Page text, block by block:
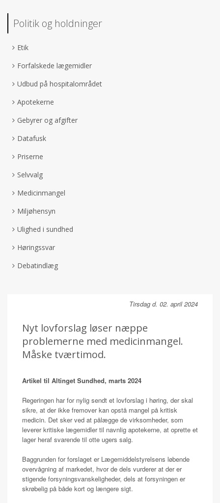
Politik og holdninger
Etik
Forfalskede lægemidler
Udbud på hospitalområdet
Apotekerne
Gebyrer og afgifter
Datafusk
Priserne
Selvvalg
Medicinmangel
Miljøhensyn
Ulighed i sundhed
Høringssvar
Debatindlæg
Tirsdag d. 02. april 2024
Nyt lovforslag løser næppe
problemerne med medicinmangel.
Måske tværtimod.
Artikel til Altinget Sundhed, marts 2024
Regeringen har for nylig sendt et lovforslag i høring, der skal
sikre, at der ikke fremover kan opstå mangel på kritisk
medicin. Det sker ved at pålægge de virksomheder, som
leverer kritiske lægemidler til navnlig apotekerne, at oprette et
lager heraf svarende til otte ugers salg.
Baggrunden for forslaget er Lægemiddelstyrelsens løbende
overvågning af markedet, hvor de dels vurderer at der er
stigende forsyningsvanskeligheder, dels at forsyningen er
skrøbelig på både kort og længere sigt.